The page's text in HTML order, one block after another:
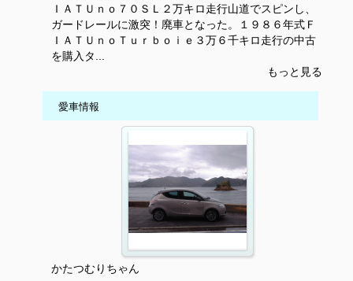
ＩＡＴＵｎｏ７０ＳＬ２万キロ走行山道でスピンし、
ガードレールに激突！廃車となった。１９８６年式Ｆ
ＩＡＴＵｎｏＴｕｒｂｏｉｅ３万６千キロ走行の中古
を購入タ...
もっと見る
愛車情報
かたつむりちゃん